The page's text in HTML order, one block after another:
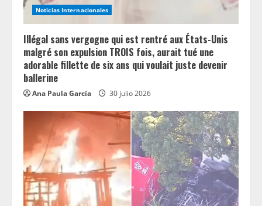
Noticias Internacionales
Illégal sans vergogne qui est rentré aux États-Unis
malgré son expulsion TROIS fois, aurait tué une
adorable fillette de six ans qui voulait juste devenir
ballerine
Ana Paula García 30 julio 2026